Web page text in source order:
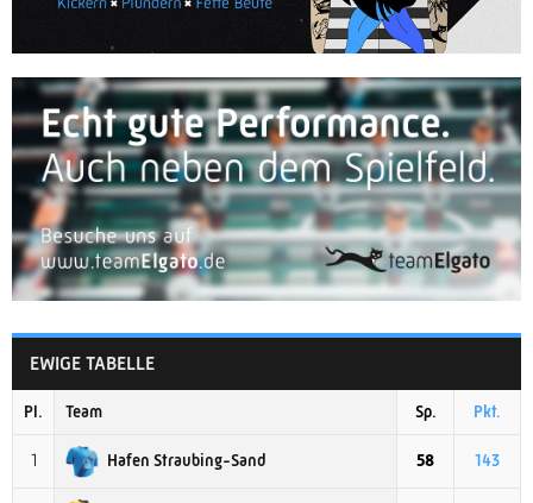
EWIGE TABELLE
Pl. Team Sp. Pkt.
1 Hafen Straubing-Sand 58 143